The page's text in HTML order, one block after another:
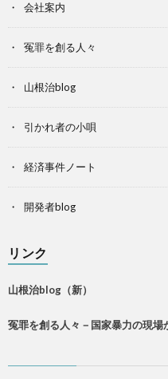
会社案内
冤罪を創る人々
山根治blog
引かれ者の小唄
経済事件ノート
開発者blog
リンク
山根治blog（新）
冤罪を創る人々－国家暴力の現